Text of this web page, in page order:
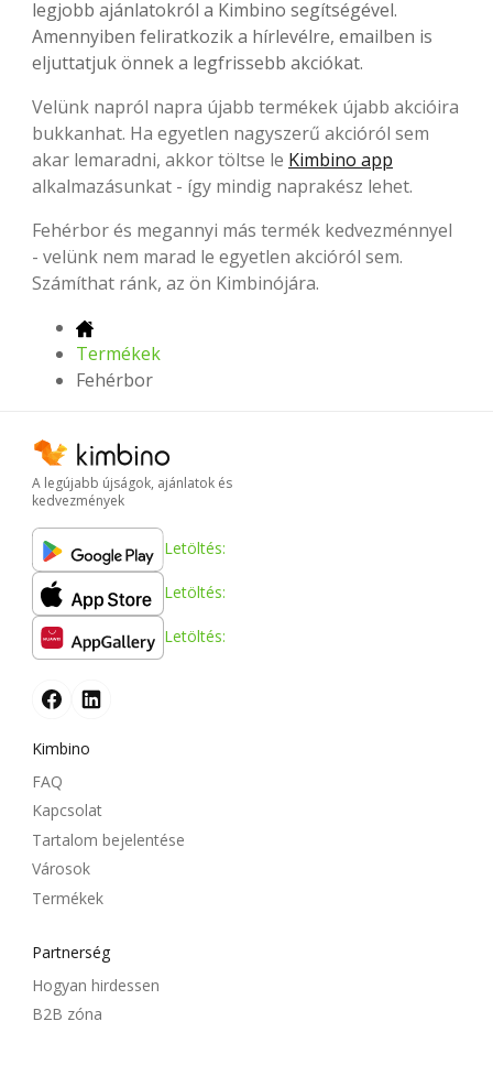
legjobb ajánlatokról a Kimbino segítségével.
Amennyiben feliratkozik a hírlevélre, emailben is
eljuttatjuk önnek a legfrissebb akciókat.
Velünk napról napra újabb termékek újabb akcióira
bukkanhat. Ha egyetlen nagyszerű akcióról sem
akar lemaradni, akkor töltse le Kimbino app
alkalmazásunkat - így mindig naprakész lehet.
Fehérbor és megannyi más termék kedvezménnyel
- velünk nem marad le egyetlen akcióról sem.
Számíthat ránk, az ön Kimbinójára.
Termékek
Fehérbor
A legújabb újságok, ajánlatok és
kedvezmények
Letöltés:
Letöltés:
Letöltés:
Kimbino
FAQ
Kapcsolat
Tartalom bejelentése
Városok
Termékek
Partnerség
Hogyan hirdessen
B2B zóna